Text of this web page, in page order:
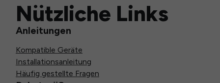
Nützliche Links
Anleitungen
Kompatible Geräte
Installationsanleitung
Häufig gestellte Fragen